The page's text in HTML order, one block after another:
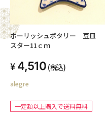
ポーリッシュポタリー 豆皿
スター11ｃｍ
4,510 (税込)
alegre
一定額以上購入で送料無料